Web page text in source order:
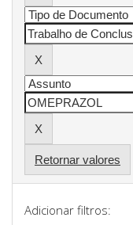
Retornar valores
Adicionar filtros: